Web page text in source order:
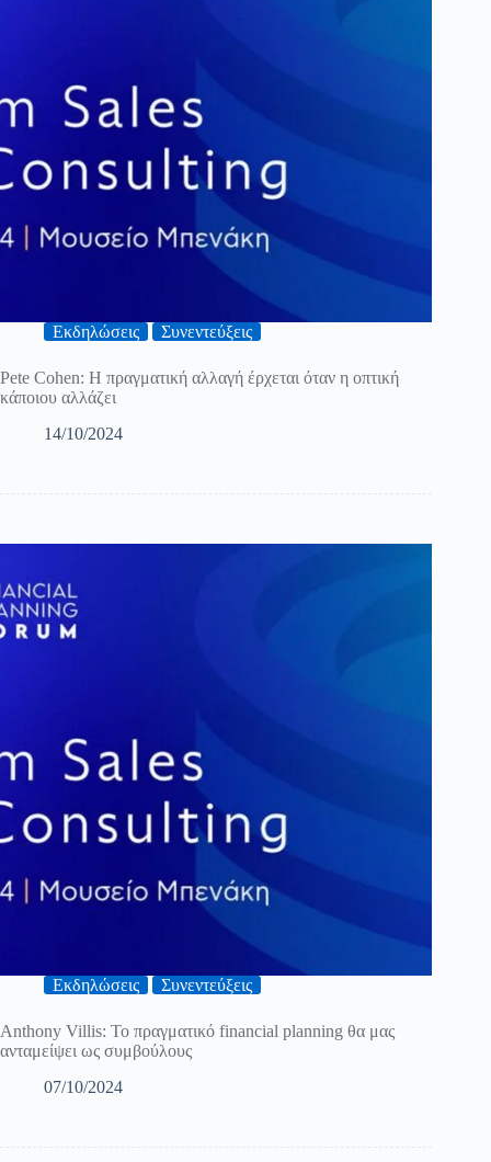
Εκδηλώσεις Συνεντεύξεις
Pete Cohen: Η πραγματική αλλαγή έρχεται όταν η οπτική
κάποιου αλλάζει
14/10/2024
Εκδηλώσεις Συνεντεύξεις
Anthony Villis: Το πραγματικό financial planning θα μας
ανταμείψει ως συμβούλους
07/10/2024